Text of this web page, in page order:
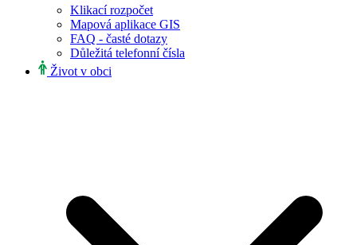
Klikací rozpočet
Mapová aplikace GIS
FAQ - časté dotazy
Důležitá telefonní čísla
Život v obci